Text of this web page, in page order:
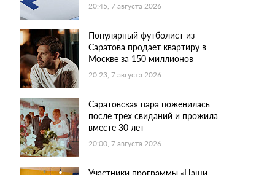
20:45, 7 августа 2026
Популярный футболист из
Саратова продает квартиру в
Москве за 150 миллионов
20:23, 7 августа 2026
Саратовская пара поженилась
после трех свиданий и прожила
вместе 30 лет
20:00, 7 августа 2026